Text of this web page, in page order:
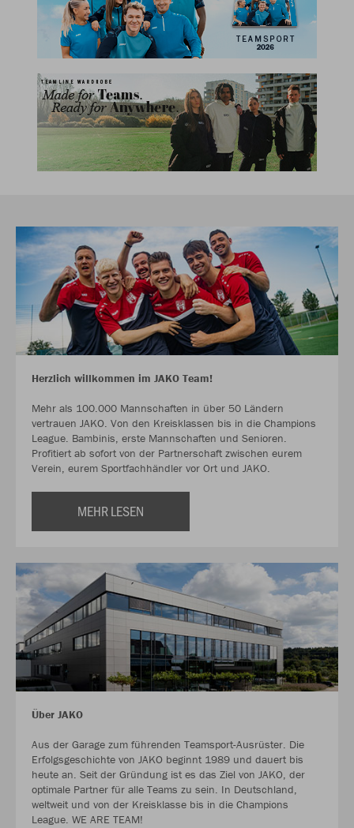
Herzlich willkommen im JAKO Team!
Mehr als 100.000 Mannschaften in über 50 Ländern
vertrauen JAKO. Von den Kreisklassen bis in die Champions
League. Bambinis, erste Mannschaften und Senioren.
Profitiert ab sofort von der Partnerschaft zwischen eurem
Verein, eurem Sportfachhändler vor Ort und JAKO.
MEHR LESEN
Über JAKO
Aus der Garage zum führenden Teamsport-Ausrüster. Die
Erfolgsgeschichte von JAKO beginnt 1989 und dauert bis
heute an. Seit der Gründung ist es das Ziel von JAKO, der
optimale Partner für alle Teams zu sein. In Deutschland,
weltweit und von der Kreisklasse bis in die Champions
League. WE ARE TEAM!